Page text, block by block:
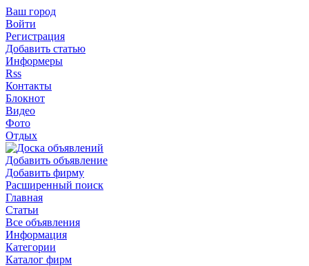
Ваш город
Войти
Регистрация
Добавить статью
Информеры
Rss
Контакты
Блокнот
Видео
Фото
Отдых
Добавить объявление
Добавить фирму
Расширенный поиск
Главная
Статьи
Все объявления
Информация
Категории
Каталог фирм